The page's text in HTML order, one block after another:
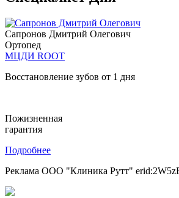
Сапронов Дмитрий Олегович
Ортопед
МЦДИ ROOT
Восстановление зубов от 1 дня
Пожизненная
гарантия
Подробнее
Реклама ООО "Клиника Рутт"